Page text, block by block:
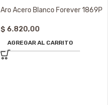
Aro Acero Blanco Forever 1869P
$ 6.820,00
AGREGAR AL CARRITO